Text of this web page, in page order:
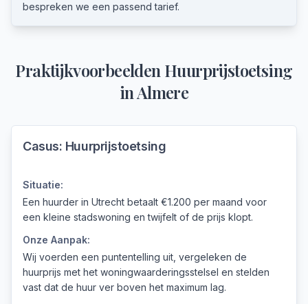
bespreken we een passend tarief.
Praktijkvoorbeelden Huurprijstoetsing
inAlmere
Casus: Huurprijstoetsing
Situatie:
Een huurder in Utrecht betaalt €1.200 per maand voor
een kleine stadswoning en twijfelt of de prijs klopt.
Onze Aanpak:
Wij voerden een puntentelling uit, vergeleken de
huurprijs met het woningwaarderingsstelsel en stelden
vast dat de huur ver boven het maximum lag.